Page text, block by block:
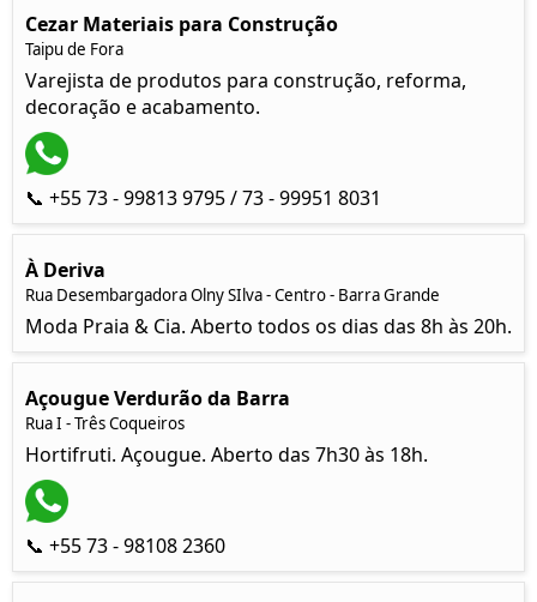
Cezar Materiais para Construção
Taipu de Fora
Varejista de produtos para construção, reforma,
decoração e acabamento.
📞 +55 73 - 99813 9795 / 73 - 99951 8031
À Deriva
Rua Desembargadora Olny SIlva - Centro - Barra Grande
Moda Praia & Cia. Aberto todos os dias das 8h às 20h.
Açougue Verdurão da Barra
Rua I - Três Coqueiros
Hortifruti. Açougue. Aberto das 7h30 às 18h.
📞 +55 73 - 98108 2360